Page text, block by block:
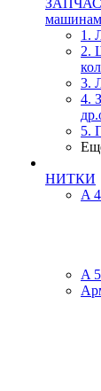
машинам
1.
2.
3.
4.
5.
НИТКИ
A
A